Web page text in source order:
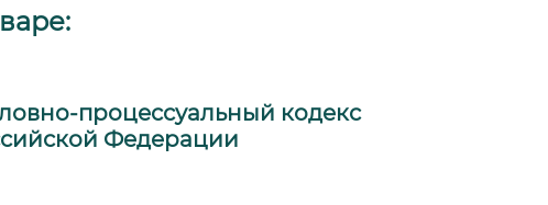
процессуальный кодекс
Федерации